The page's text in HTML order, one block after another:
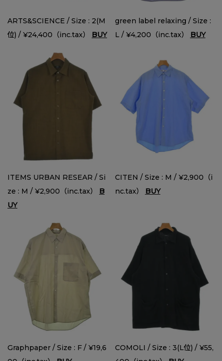
ARTS&SCIENCE / Size : 2(M
位) / ¥24,400（inc.tax） BUY
green label relaxing / Size :
L / ¥4,200（inc.tax） BUY
ITEMS URBAN RESEAR / Si
ze : M / ¥2,900（inc.tax） B
UY
CITEN / Size : M / ¥2,900（i
nc.tax） BUY
Graphpaper / Size : F / ¥19,6
COMOLI / Size : 3(L位) / ¥55,